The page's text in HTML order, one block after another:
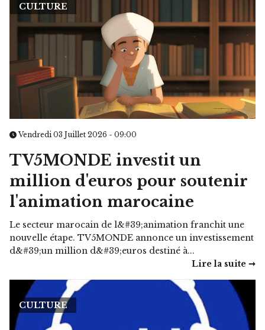
CULTURE
Vendredi 03 Juillet 2026 - 09:00
TV5MONDE investit un
million d'euros pour soutenir
l'animation marocaine
Le secteur marocain de l&#39;animation franchit une
nouvelle étape. TV5MONDE annonce un investissement
d&#39;un million d&#39;euros destiné à...
Lire la suite ➞
CULTURE